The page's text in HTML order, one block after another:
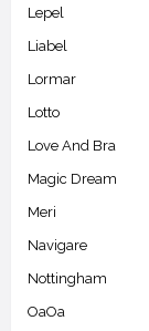
Lepel
Liabel
Lormar
Lotto
Love And Bra
Magic Dream
Meri
Navigare
Nottingham
OaOa